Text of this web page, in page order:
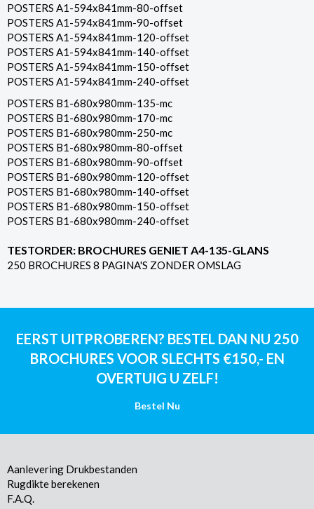
POSTERS A1-594x841mm-80-offset
POSTERS A1-594x841mm-90-offset
POSTERS A1-594x841mm-120-offset
POSTERS A1-594x841mm-140-offset
POSTERS A1-594x841mm-150-offset
POSTERS A1-594x841mm-240-offset
POSTERS B1-680x980mm-135-mc
POSTERS B1-680x980mm-170-mc
POSTERS B1-680x980mm-250-mc
POSTERS B1-680x980mm-80-offset
POSTERS B1-680x980mm-90-offset
POSTERS B1-680x980mm-120-offset
POSTERS B1-680x980mm-140-offset
POSTERS B1-680x980mm-150-offset
POSTERS B1-680x980mm-240-offset
TESTORDER: BROCHURES GENIET A4-135-GLANS
250 BROCHURES 8 PAGINA'S ZONDER OMSLAG
EERST UITPROBEREN? BESTEL DAN NU 250
BROCHURES VOOR SLECHTS €150,- EN
OVERTUIG U ZELF!
Bestel Nu
Aanlevering Drukbestanden
Rugdikte berekenen
F.A.Q.